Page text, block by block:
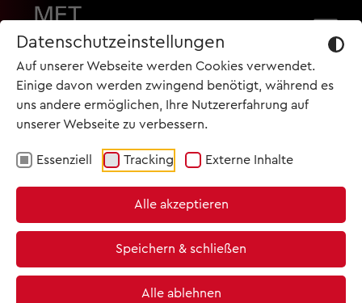
Datenschutzeinstellungen
Auf unserer Webseite werden Cookies verwendet.
Einige davon werden zwingend benötigt, während es
uns andere ermöglichen, Ihre Nutzererfahrung auf
unserer Webseite zu verbessern.
Essenziell Tracking Externe Inhalte
Alle akzeptieren
Speichern & schließen
Alle ablehnen
BLEIBEN SIE IMMER AUF DEM LAUFENDEN!
Clasart Classic bringt am 30.
START
ARCHIV
KINO & TICKETS